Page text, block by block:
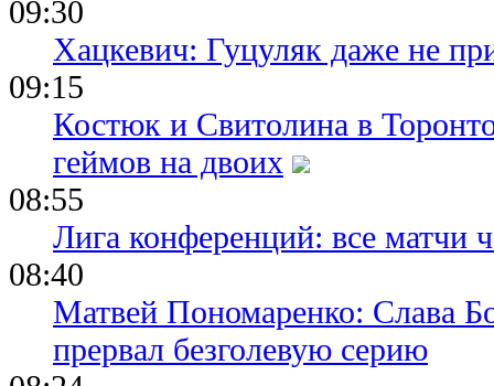
09:30
Хацкевич: Гуцуляк даже не
09:15
Костюк и Свитолина в
геймов на двоих
08:55
Лига конференций: все матчи
08:40
Матвей Пономаренко: Слава
прервал безголевую серию